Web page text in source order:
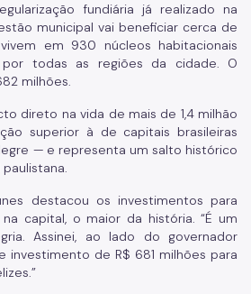
fundiária já realizado na
municipal vai beneficiar cerca de
em 930 núcleos habitacionais
por todas as regiões da cidade. O
milhões.
direto na vida de mais de 1,4 milhão
superior à de capitais brasileiras
— e representa um salto histórico
destacou os investimentos para
na capital, o maior da história. “É um
Assinei, ao lado do governador
investimento de R$ 681 milhões para